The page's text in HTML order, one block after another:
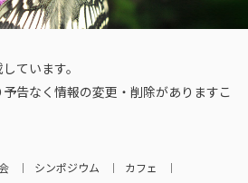
ています。
告なく情報の変更・削除がありますこ
シンポジウム
カフェ